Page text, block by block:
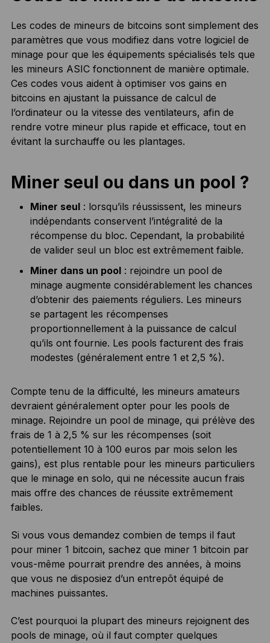
Les codes de mineurs de bitcoins sont simplement des
paramètres que vous modifiez dans votre logiciel de
minage pour que les équipements spécialisés tels que
les mineurs ASIC fonctionnent de manière optimale.
Ces codes vous aident à optimiser vos gains en
bitcoins en ajustant la puissance de calcul de
l’ordinateur ou la vitesse des ventilateurs, afin de
rendre votre mineur plus rapide et efficace, tout en
évitant la surchauffe ou les plantages.
Miner seul ou dans un pool ?
Miner seul: lorsqu’ils réussissent, les mineurs
indépendants conservent l’intégralité de la
récompense du bloc. Cependant, la probabilité
de valider seul un bloc est extrêmement faible.
Miner dans un pool: rejoindre un pool de
minage augmente considérablement les chances
d’obtenir des paiements réguliers. Les mineurs
se partagent les récompenses
proportionnellement à la puissance de calcul
qu’ils ont fournie. Les pools facturent des frais
modestes (généralement entre 1 et 2,5 %).
Compte tenu de la difficulté, les mineurs amateurs
devraient généralement opter pour les pools de
minage. Rejoindre un pool de minage, qui prélève des
frais de 1 à 2,5 % sur les récompenses (soit
potentiellement 10 à 100 euros par mois selon les
gains), est plus rentable pour les mineurs particuliers
que le minage en solo, qui ne nécessite aucun frais
mais offre des chances de réussite extrêmement
faibles.
Si vous vous demandez combien de temps il faut
pour miner 1 bitcoin, sachez que miner 1 bitcoin par
vous-même pourrait prendre des années, à moins
que vous ne disposiez d’un entrepôt équipé de
machines puissantes.
C’est pourquoi la plupart des mineurs rejoignent des
pools de minage, où il faut compter quelques